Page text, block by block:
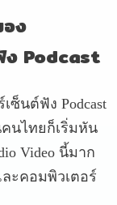
ง
ง Podcast
ซ็นต์ฟัง Podcast
นไทยก็เริ่มหัน
Video นี้มาก
ะคอมพิวเตอร์